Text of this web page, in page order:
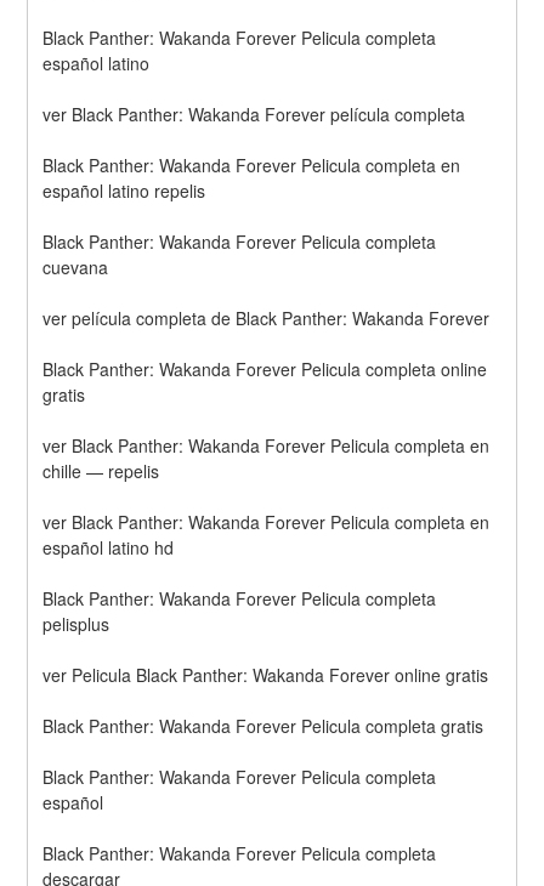
Black Panther: Wakanda Forever Pelicula completa
español latino
ver Black Panther: Wakanda Forever película completa
Black Panther: Wakanda Forever Pelicula completa en
español latino repelis
Black Panther: Wakanda Forever Pelicula completa
cuevana
ver película completa de Black Panther: Wakanda Forever
Black Panther: Wakanda Forever Pelicula completa online
gratis
ver Black Panther: Wakanda Forever Pelicula completa en
chille — repelis
ver Black Panther: Wakanda Forever Pelicula completa en
español latino hd
Black Panther: Wakanda Forever Pelicula completa
pelisplus
ver Pelicula Black Panther: Wakanda Forever online gratis
Black Panther: Wakanda Forever Pelicula completa gratis
Black Panther: Wakanda Forever Pelicula completa
español
Black Panther: Wakanda Forever Pelicula completa
descargar